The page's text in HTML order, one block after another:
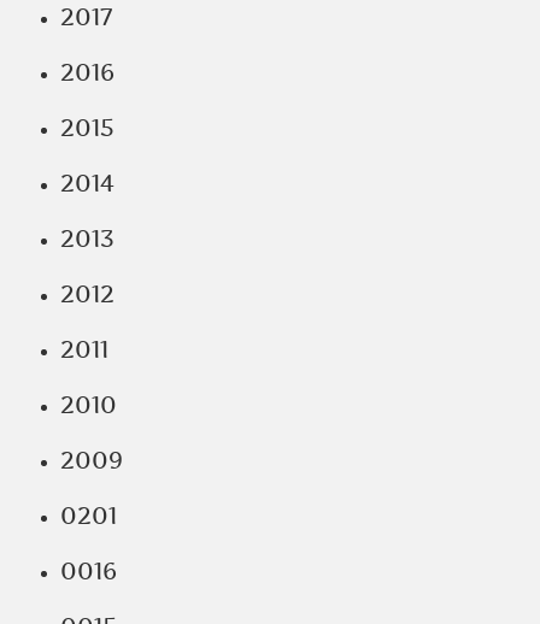
2017
2016
2015
2014
2013
2012
2011
2010
2009
0201
0016